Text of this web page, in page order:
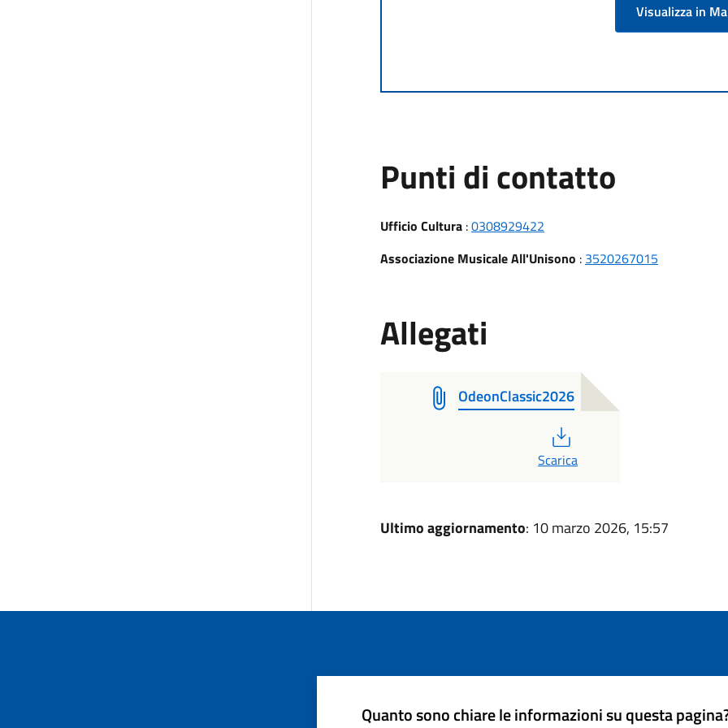
Visualizza in
Punti di contatto
Ufficio Cultura :0308929422
Associazione Musicale All'Unisono : 3520267015
Allegati
OdeonClassic2026
Scarica
Ultimo aggiornamento: 10 marzo 2026, 15:57
Quanto sono chiare le informazioni su questa